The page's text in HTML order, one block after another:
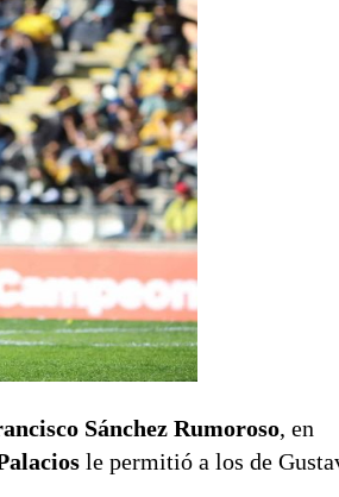
Sánchez Rumoroso, en
le permitió a los de